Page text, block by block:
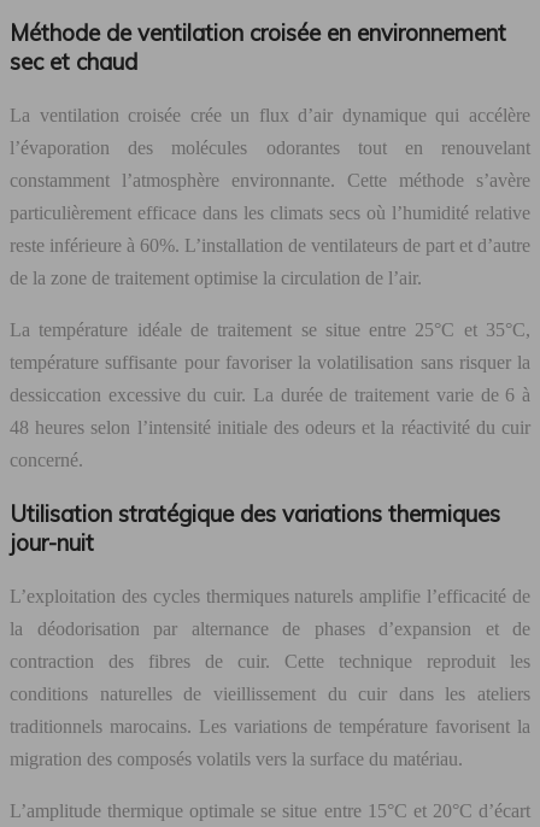
Méthode de ventilation croisée en environnement
sec et chaud
La ventilation croisée crée un flux d’air dynamique qui accélère
l’évaporation des molécules odorantes tout en renouvelant
constamment l’atmosphère environnante. Cette méthode s’avère
particulièrement efficace dans les climats secs où l’humidité relative
reste inférieure à 60%. L’installation de ventilateurs de part et d’autre
de la zone de traitement optimise la circulation de l’air.
La température idéale de traitement se situe entre 25°C et 35°C,
température suffisante pour favoriser la volatilisation sans risquer la
dessiccation excessive du cuir. La durée de traitement varie de 6 à
48 heures selon l’intensité initiale des odeurs et la réactivité du cuir
concerné.
Utilisation stratégique des variations thermiques
jour-nuit
L’exploitation des cycles thermiques naturels amplifie l’efficacité de
la déodorisation par alternance de phases d’expansion et de
contraction des fibres de cuir. Cette technique reproduit les
conditions naturelles de vieillissement du cuir dans les ateliers
traditionnels marocains. Les variations de température favorisent la
migration des composés volatils vers la surface du matériau.
L’amplitude thermique optimale se situe entre 15°C et 20°C d’écart